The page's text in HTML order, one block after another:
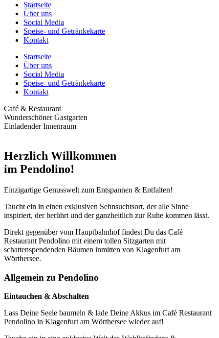
Startseite
Über uns
Social Media
Speise- und Getränkekarte
Kontakt
Startseite
Über uns
Social Media
Speise- und Getränkekarte
Kontakt
Café & Restaurant
Wunderschöner Gastgarten
Einladender Innenraum
Herzlich Willkommen
im Pendolino!
Einzigartige Genusswelt zum Entspannen & Entfalten!
Taucht ein in einen exklusiven Sehnsuchtsort, der alle Sinne
inspiriert, der berührt und der ganzheitlich zur Ruhe kommen lässt.
Direkt gegenüber vom Hauptbahnhof findest Du das Café
Restaurant Pendolino mit einem tollen Sitzgarten mit
schattenspendenden Bäumen inmitten von Klagenfurt am
Wörthersee.
Allgemein zu Pendolino
Eintauchen & Abschalten
Lass Deine Seele baumeln & lade Deine Akkus im Café Restaurant
Pendolino in Klagenfurt am Wörthersee wieder auf!